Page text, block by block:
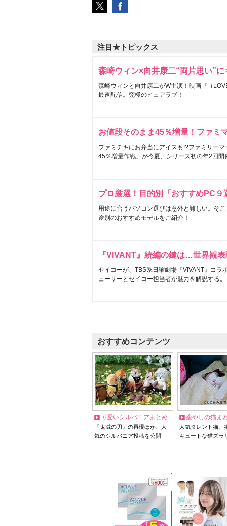
注目★トピックス
森崎ウィン×向井康二“両片思い”
森崎ウィンと向井康二がW主演！映画『（
最速配信。究極のピュアラブ！
お値段そのまま45％増量！ファミ
ファミチキにお弁当にアイスも!?ファミリー
45％増量作戦」が今夏、シリーズ初の年2回開
プロ厳選！目的別「おすすめPC９
用途に合うパソコン選びは意外と難しい。そ
途別のおすすめモデルをご紹介！
『VIVANT』続編の鍵は…世界観
セイコーが、TBS系日曜劇場『VIVANT』コラ
ューサーとセイコー担当者が魅力を解説する。
おすすめコンテンツ
可愛いシルバニアまとめ
『鬼滅の刃』の再現ほか、人
気のシルバニア投稿を公開
癒やしの猫ま
人気タレント猫
キュートな猫ズラ